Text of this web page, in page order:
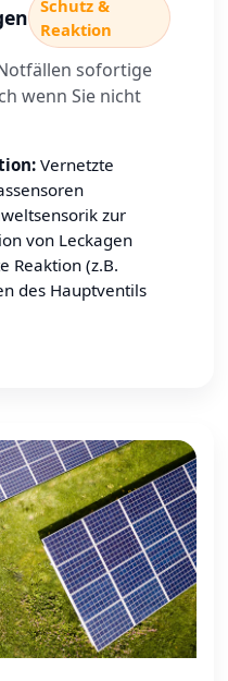
Schutz &
Reaktion
sofortige
wenn Sie nicht
Vernetzte
zur
von Leckagen
Reaktion (z.B.
des Hauptventils